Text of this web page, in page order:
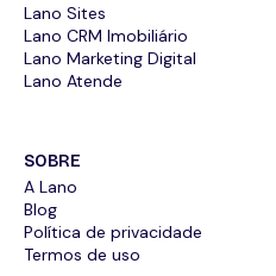
Lano Sites
Lano CRM Imobiliário
Lano Marketing Digital
Lano Atende
SOBRE
A Lano
Blog
Política de privacidade
Termos de uso